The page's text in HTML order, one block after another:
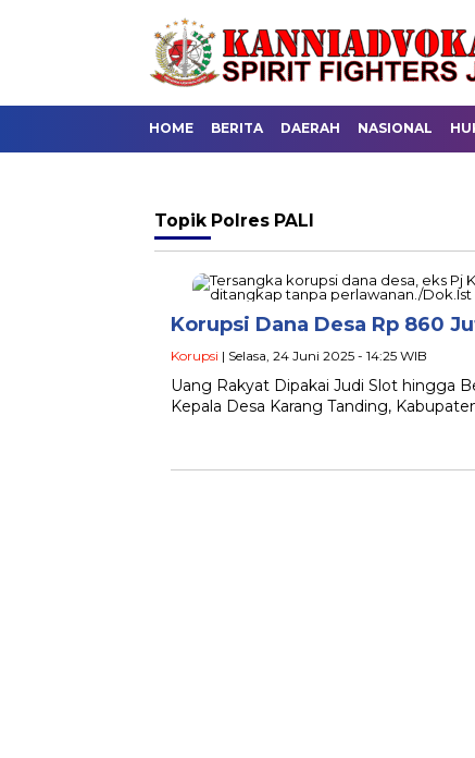
HOME BERITA DAERAH NASIONAL
Topik Polres PALI
Korupsi Dana Desa Rp 860
Korupsi | Selasa, 24 Juni 2025 - 14:25 WIB
Uang Rakyat Dipakai Judi Slot hingga
Kepala Desa Karang Tanding,